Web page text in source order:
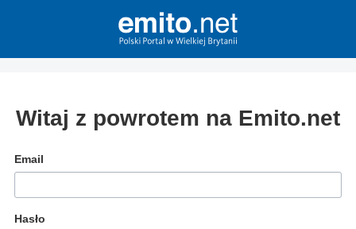
Witaj z powrotem na Emito.net
Email
Hasło